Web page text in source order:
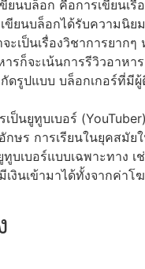
นบล็อก คือการเขียนเ
ขียนบล็อกได้รับความนิ
ะเป็นเรื่องวิชาการยาก
ก็จะเน้นการรีวิวอาหา
ดรูปแบบ บล็อกเกอร์ที่
ป็นยูทูบเบอร์
กษร การเรียนในยุคส
ทูบเบอร์แบบเฉพาะทาง
เงินเข้ามาได้ทั้งจากค่